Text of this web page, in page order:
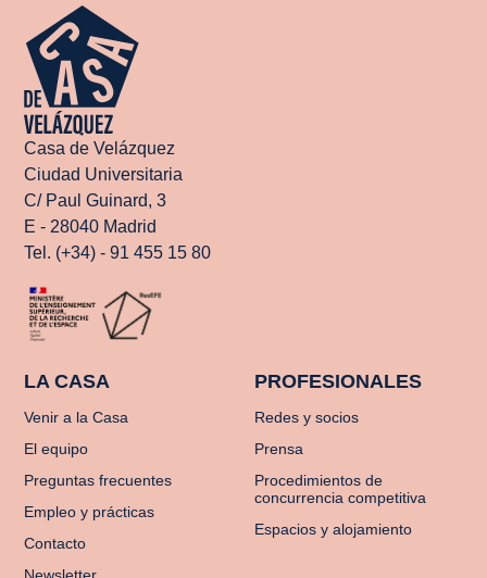
Casa de Velázquez
Ciudad Universitaria
C/ Paul Guinard, 3
E - 28040 Madrid
Tel. (+34) - 91 455 15 80
LA CASA
Venir a la Casa
El equipo
Preguntas frecuentes
Empleo y prácticas
Contacto
Newsletter
PROFESIONALES
Redes y socios
Prensa
Procedimientos de
concurrencia competitiva
Espacios y alojamiento